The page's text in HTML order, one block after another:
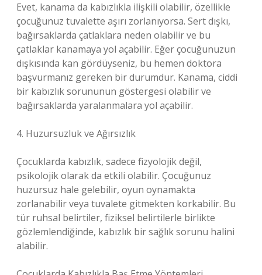
Evet, kanama da kabızlıkla ilişkili olabilir, özellikle
çocuğunuz tuvalette aşırı zorlanıyorsa. Sert dışkı,
bağırsaklarda çatlaklara neden olabilir ve bu
çatlaklar kanamaya yol açabilir. Eğer çocuğunuzun
dışkısında kan gördüyseniz, bu hemen doktora
başvurmanız gereken bir durumdur. Kanama, ciddi
bir kabızlık sorununun göstergesi olabilir ve
bağırsaklarda yaralanmalara yol açabilir.
4. Huzursuzluk ve Ağırsızlık
Çocuklarda kabızlık, sadece fizyolojik değil,
psikolojik olarak da etkili olabilir. Çocuğunuz
huzursuz hale gelebilir, oyun oynamakta
zorlanabilir veya tuvalete gitmekten korkabilir. Bu
tür ruhsal belirtiler, fiziksel belirtilerle birlikte
gözlemlendiğinde, kabızlık bir sağlık sorunu halini
alabilir.